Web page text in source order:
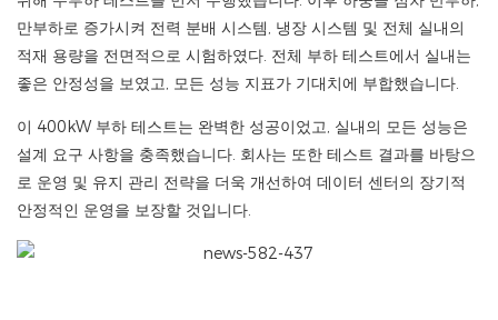
만부하로 증가시켜 전력 분배 시스템, 냉장 시스템 및 전체 실내의
적재 용량을 전면적으로 시험하였다. 전체 부하 테스트에서 실내는
좋은 안정성을 보였고, 모든 성능 지표가 기대치에 부합했습니다.
이 400kW 부하 테스트는 완벽한 성공이었고, 실내의 모든 성능은
설계 요구 사항을 충족했습니다. 회사는 또한 테스트 결과를 바탕으
로 운영 및 유지 관리 전략을 더욱 개선하여 데이터 센터의 장기적
안정적인 운영을 보장할 것입니다.